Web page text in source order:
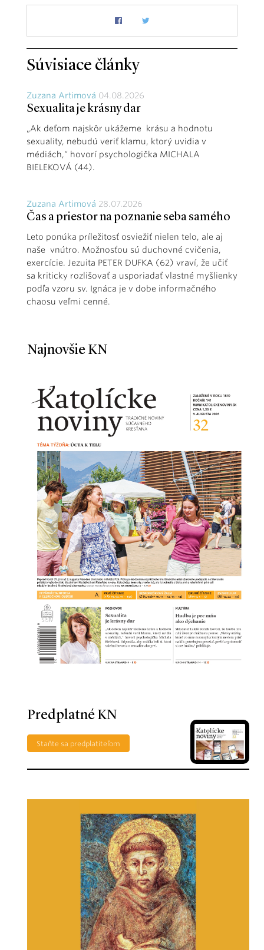
Súvisiace články
Zuzana Artimová 04.08.2026
Sexualita je krásny dar
„Ak deťom najskôr ukážeme krásu a hodnotu
sexuality, nebudú veriť klamu, ktorý uvidia v
médiách,“ hovorí psychologička MICHALA
BIELEKOVÁ (44).
Zuzana Artimová 28.07.2026
Čas a priestor na poznanie seba samého
Leto ponúka príležitosť osviežiť nielen telo, ale aj
naše vnútro. Možnosťou sú duchovné cvičenia,
exercície. Jezuita PETER DUFKA (62) vraví, že učiť
sa kriticky rozlišovať a usporiadať vlastné myšlienky
podľa vzoru sv. Ignáca je v dobe informačného
chaosu veľmi cenné.
Najnovšie KN
Predplatné KN
Staňte sa predplatiteľom